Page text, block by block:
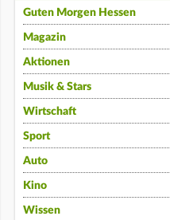
Guten Morgen Hessen
Magazin
Aktionen
Musik & Stars
Wirtschaft
Sport
Auto
Kino
Wissen